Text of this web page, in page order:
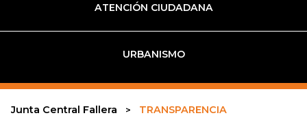
ATENCIÓN CIUDADANA
URBANISMO
Junta Central Fallera TRANSPARENCIA